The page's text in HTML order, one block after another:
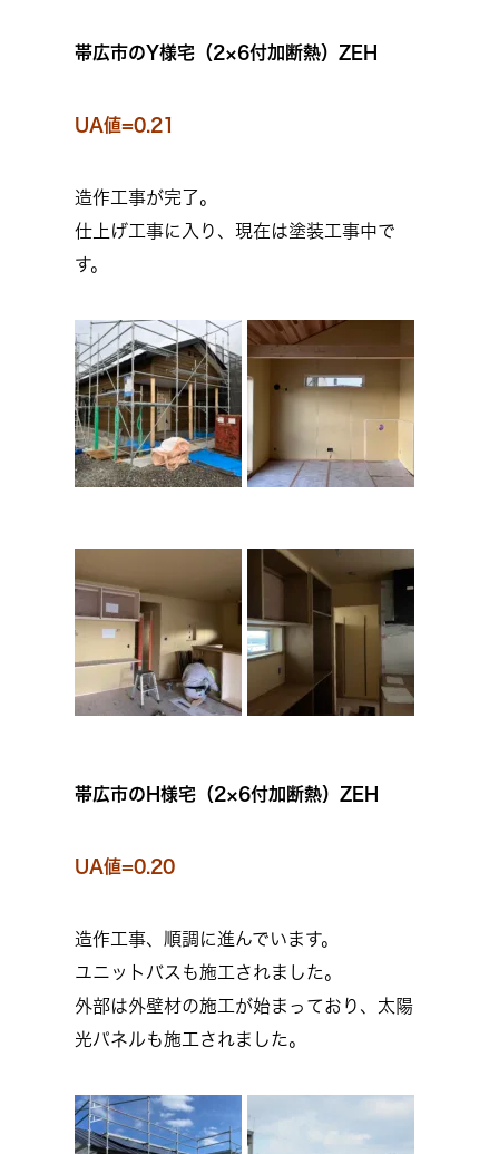
帯広市のY様宅（2×6付加断熱）ZEH
UA値=0.21
造作工事が完了。
仕上げ工事に入り、現在は塗装工事中で
す。
帯広市のH様宅（2×6付加断熱）ZEH
UA値=0.20
造作工事、順調に進んでいます。
ユニットバスも施工されました。
外部は外壁材の施工が始まっており、太陽
光パネルも施工されました。